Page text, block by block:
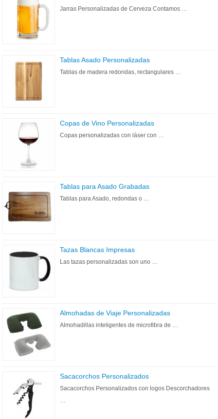
Jarras Personalizadas de Cerveza Contamos …
Tablas Asado Personalizadas
Tablas de madera redondas, rectangulares …
Copas de Vino Personalizadas
Copas personalizadas con láser con …
Tablas para Asado Grabadas
Tablas para Asado, redondas o …
Tazas Blancas Impresas
Las tazas personalizadas son uno …
Almohadas de Viaje Personalizadas
Almohadillas inteligentes de microfibra de …
Sacacorchos Personalizados
Sacacorchos Personalizados con logos Descorchadores
…